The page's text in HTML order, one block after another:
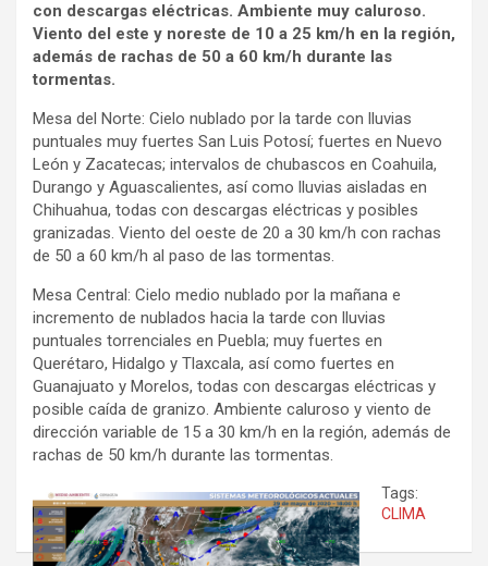
con descargas eléctricas. Ambiente muy caluroso.
Viento del este y noreste de 10 a 25 km/h en la región,
además de rachas de 50 a 60 km/h durante las
tormentas.
Mesa del Norte: Cielo nublado por la tarde con lluvias
puntuales muy fuertes San Luis Potosí; fuertes en Nuevo
León y Zacatecas; intervalos de chubascos en Coahuila,
Durango y Aguascalientes, así como lluvias aisladas en
Chihuahua, todas con descargas eléctricas y posibles
granizadas. Viento del oeste de 20 a 30 km/h con rachas
de 50 a 60 km/h al paso de las tormentas.
Mesa Central: Cielo medio nublado por la mañana e
incremento de nublados hacia la tarde con lluvias
puntuales torrenciales en Puebla; muy fuertes en
Querétaro, Hidalgo y Tlaxcala, así como fuertes en
Guanajuato y Morelos, todas con descargas eléctricas y
posible caída de granizo. Ambiente caluroso y viento de
dirección variable de 15 a 30 km/h en la región, además de
rachas de 50 km/h durante las tormentas.
Tags:
CLIMA